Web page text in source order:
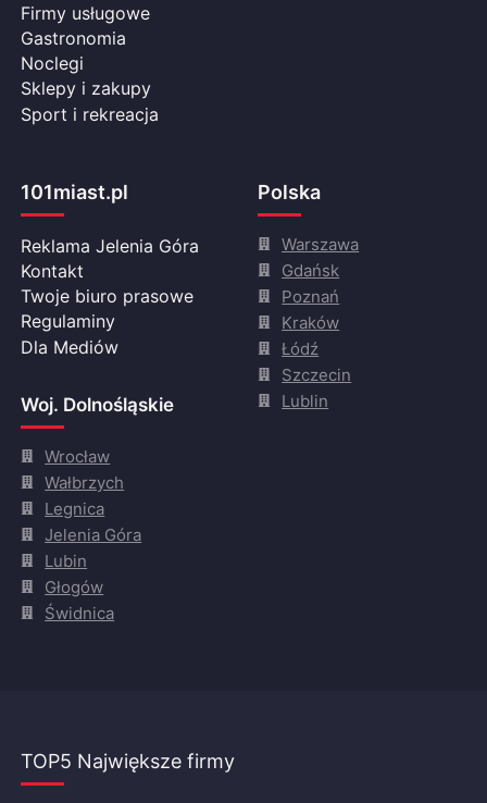
Firmy usługowe
Gastronomia
Noclegi
Sklepy i zakupy
Sport i rekreacja
101miast.pl
Reklama Jelenia Góra
Kontakt
Twoje biuro prasowe
Regulaminy
Dla Mediów
Woj. Dolnośląskie
Wrocław
Wałbrzych
Legnica
Jelenia Góra
Lubin
Głogów
Świdnica
Polska
Warszawa
Gdańsk
Poznań
Kraków
Łódź
Szczecin
Lublin
TOP5 Największe firmy